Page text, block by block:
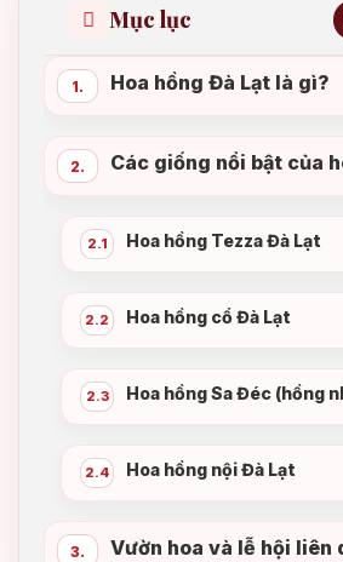
Mục lục
1. Hoa hồng Đà Lạt là gì?
2. Các giống nổi bật của
2.1 Hoa hồng Tezza Đà Lạt
2.2 Hoa hồng cổ Đà Lạt
2.3 Hoa hồng Sa Đéc (hồng
2.4 Hoa hồng nội Đà Lạt
3.
Vườn hoa và lễ hội liên